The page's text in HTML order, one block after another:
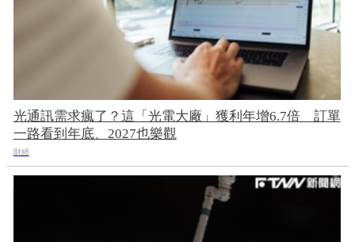
光通訊需求瘋了？這「光電大廠」獲利年增6.7倍 訂單
一路看到年底、2027也樂觀
財經